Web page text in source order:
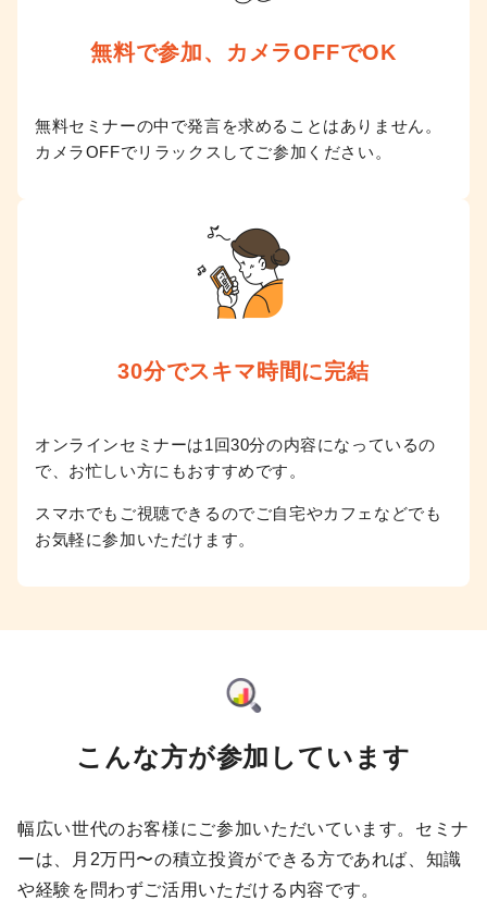
無料で参加、 カメラOFFでOK
無料セミナーの中で発言を求めることはありません。
カメラOFFでリラックスしてご参加ください。
30分でスキマ時間に完結
オンラインセミナーは1回30分の内容になっているの
で、お忙しい方にもおすすめです。
スマホでもご視聴できるのでご自宅やカフェなどでも
お気軽に参加いただけます。
こんな方が参加しています
幅広い世代のお客様にご参加いただいています。 セミナ
ーは、月2万円〜の積立投資ができる方であれば、知識
や経験を問わずご活用いただける内容です。